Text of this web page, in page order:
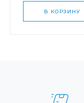
В КОРЗИНУ